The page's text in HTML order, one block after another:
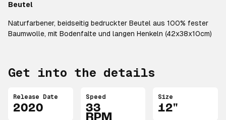
Beutel
Naturfarbener, beidseitig bedruckter Beutel aus 100% fester
Baumwolle, mit Bodenfalte und langen Henkeln (42x38x10cm)
Get into the details
Release Date
2020
Speed
33
Size
12"